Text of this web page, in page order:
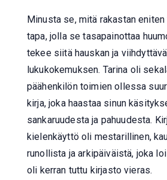
Minusta se, mitä rakastan
tapa, jolla se tasapainottaa
tekee siitä hauskan ja
lukukokemuksen. Tarina oli
päähenkilön toimien ollessa
kirja, joka haastaa sinun
sankaruudesta ja pahuudesta.
kielenkäyttö oli mestarillinen,
runollista ja arkipäiväistä, joka
oli kerran tuttu kirjasto vieras.